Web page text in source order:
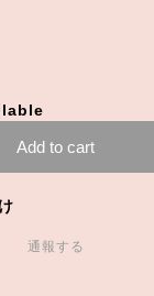
Add to cart
通報する